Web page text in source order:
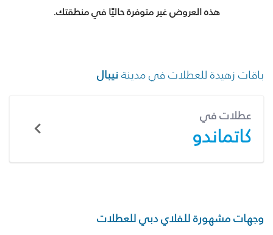
هذه العروض غير متوفرة حاليًا في منطقتك.
باقات زهيدة للعطلات في مدينةنيبال
عطلات في
كاتماندو
وجهات مشهورة للفلاي دبي للعطلات